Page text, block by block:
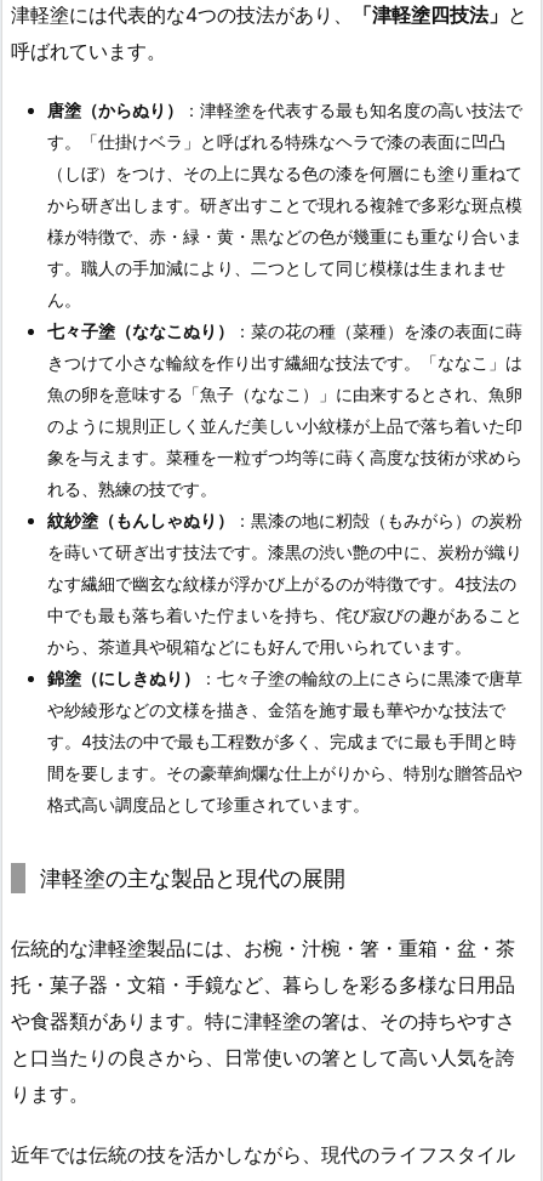
津軽塗には代表的な4つの技法があり、 「津軽塗四技法」 と
呼ばれています。
唐塗（からぬり）
：津軽塗を代表する最も知名度の高い技法で
す。「仕掛けベラ」と呼ばれる特殊なヘラで漆の表面に凹凸
（しぼ）をつけ、その上に異なる色の漆を何層にも塗り重ねて
から研ぎ出します。研ぎ出すことで現れる複雑で多彩な斑点模
様が特徴で、赤・緑・黄・黒などの色が幾重にも重なり合いま
す。職人の手加減により、二つとして同じ模様は生まれませ
ん。
七々子塗（ななこぬり）
：菜の花の種（菜種）を漆の表面に蒔
きつけて小さな輪紋を作り出す繊細な技法です。「ななこ」は
魚の卵を意味する「魚子（ななこ）」に由来するとされ、魚卵
のように規則正しく並んだ美しい小紋様が上品で落ち着いた印
象を与えます。菜種を一粒ずつ均等に蒔く高度な技術が求めら
れる、熟練の技です。
紋紗塗（もんしゃぬり）
：黒漆の地に籾殻（もみがら）の炭粉
を蒔いて研ぎ出す技法です。漆黒の渋い艶の中に、炭粉が織り
なす繊細で幽玄な紋様が浮かび上がるのが特徴です。4技法の
中でも最も落ち着いた佇まいを持ち、侘び寂びの趣があること
から、茶道具や硯箱などにも好んで用いられています。
錦塗（にしきぬり）
：七々子塗の輪紋の上にさらに黒漆で唐草
や紗綾形などの文様を描き、金箔を施す最も華やかな技法で
す。4技法の中で最も工程数が多く、完成までに最も手間と時
間を要します。その豪華絢爛な仕上がりから、特別な贈答品や
格式高い調度品として珍重されています。
津軽塗の主な製品と現代の展開
伝統的な津軽塗製品には、お椀・汁椀・箸・重箱・盆・茶
托・菓子器・文箱・手鏡など、暮らしを彩る多様な日用品
や食器類があります。特に津軽塗の箸は、その持ちやすさ
と口当たりの良さから、日常使いの箸として高い人気を誇
ります。
近年では伝統の技を活かしながら、現代のライフスタイル